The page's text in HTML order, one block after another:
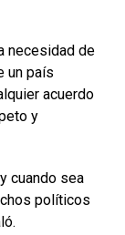
necesidad de
un país
acuerdo
y
cuando sea
políticos